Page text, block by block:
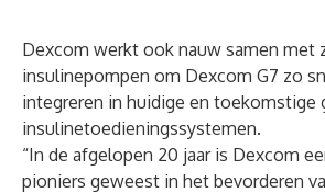
Dexcom werkt ook nauw samen met
insulinepompen om Dexcom G7 zo
integreren in huidige en toekomstige
insulinetoedieningssystemen.
“In de afgelopen 20 jaar is Dexcom
pioniers geweest in het bevorderen